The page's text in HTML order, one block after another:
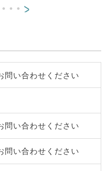
外科系全般、一般
>
問い合わせください
問い合わせください
問い合わせください